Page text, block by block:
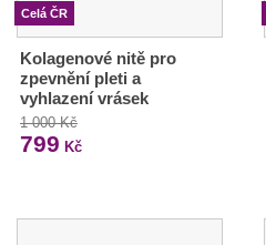
Celá ČR
Kolagenové nitě pro
zpevnění pleti a
vyhlazení vrásek
1 000 Kč
799 Kč